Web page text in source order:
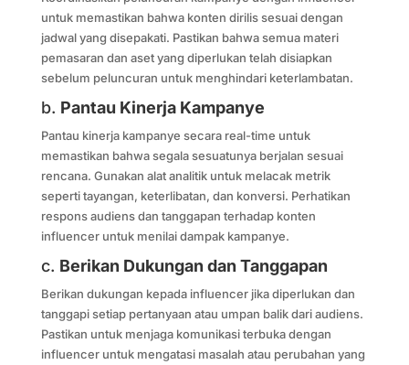
untuk memastikan bahwa konten dirilis sesuai dengan
jadwal yang disepakati. Pastikan bahwa semua materi
pemasaran dan aset yang diperlukan telah disiapkan
sebelum peluncuran untuk menghindari keterlambatan.
b. Pantau Kinerja Kampanye
Pantau kinerja kampanye secara real-time untuk
memastikan bahwa segala sesuatunya berjalan sesuai
rencana. Gunakan alat analitik untuk melacak metrik
seperti tayangan, keterlibatan, dan konversi. Perhatikan
respons audiens dan tanggapan terhadap konten
influencer untuk menilai dampak kampanye.
c. Berikan Dukungan dan Tanggapan
Berikan dukungan kepada influencer jika diperlukan dan
tanggapi setiap pertanyaan atau umpan balik dari audiens.
Pastikan untuk menjaga komunikasi terbuka dengan
influencer untuk mengatasi masalah atau perubahan yang